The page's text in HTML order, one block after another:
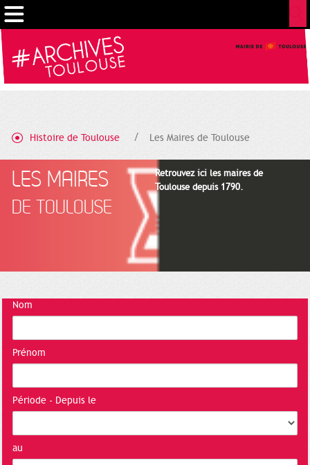
Histoire de Toulouse Les Maires de Toulouse
LES MAIRES
DE TOULOUSE
Retrouvez ici les maires de
Toulouse depuis 1790.
Nom
Prénom
Période - Depuis le
au
Cookies management panel